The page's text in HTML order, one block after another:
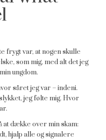
frygt var, at nogen skulle
som mig, med alt det jeg
ungdom.
såret jeg var – indeni.
jeg følte mig. Hvor
dække over min skam:
hjalp alle og signalere